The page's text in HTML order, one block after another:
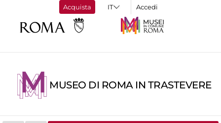
Acquista Accedi
MUSEO DI ROMA IN TRASTEVERE